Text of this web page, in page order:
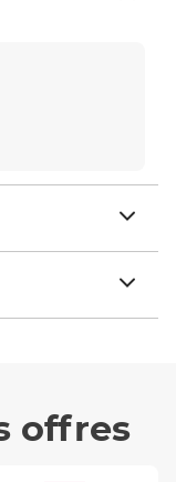
offres